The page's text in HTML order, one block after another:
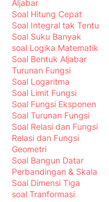
Aljabar
Soal Hitung Cepat
Soal Integral tak Tentu
Soal Suku Banyak
soal Logika Matematik
Soal Bentuk Aljabar
Turunan Fungsi
Soal Logaritma
Soal Limit Fungsi
Soal Fungsi Eksponen
Soal Turunan Fungsi
Soal Relasi dan Fungsi
Relasi dan Fungsi
Geometri
Soal Bangun Datar
Perbandingan & Skala
Soal Dimensi Tiga
soal Tranformasi